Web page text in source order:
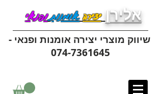
אלירן יצירהאומנותופנאי
שיווק מוצרי יצירה אומנות ופנאי -
074-7361645